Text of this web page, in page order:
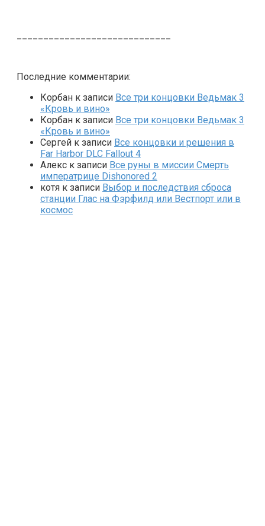
Последние комментарии:
Корбан к записи Все три концовки Ведьмак 3
«Кровь и вино»
Корбан к записи Все три концовки Ведьмак 3
«Кровь и вино»
Сергей к записи Все концовки и решения в
Far Harbor DLC Fallout 4
Алекс к записи Все руны в миссии Смерть
императрице Dishonored 2
котя к записи Выбор и последствия сброса
станции Глас на Фэрфилд или Вестпорт или в
космос